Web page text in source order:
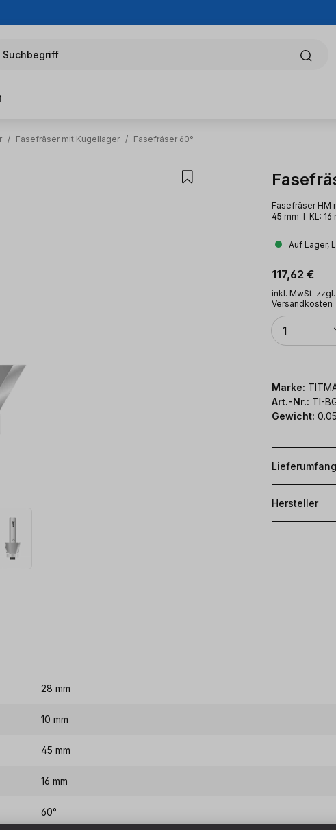
Suchbegriff
/ Fasefräser mit Kugellager / Fasefräser 60°
Fasefräser HM
45 mm l KL: 16
Auf Lager,
Regulärer
117,62 €
inkl. MwSt. zzgl.
Versandkosten
Anzahl
1
Marke:
Art.-Nr.: TI-
Gewicht:
Lieferumfang
Hersteller
28 mm
10 mm
45 mm
16 mm
60°